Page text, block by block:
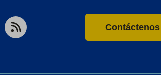
RSS
Contáctenos